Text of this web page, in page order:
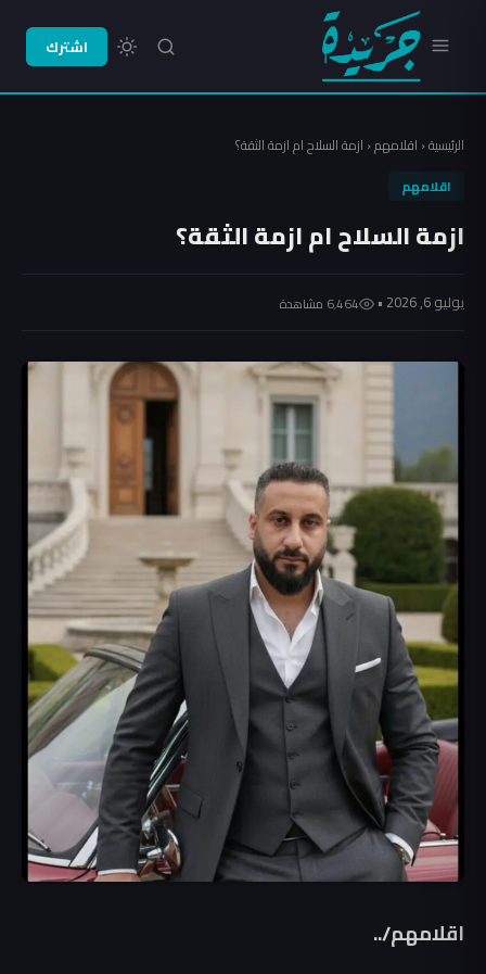
اشترك
الرئيسية‹ اقلامهم‹ ‏ازمة السلاح ام ازمة الثقة؟
اقلامهم
‏ازمة السلاح ام ازمة الثقة؟
يوليو 6, 2026 • 6٬464 مشاهدة
اقلامهم/..